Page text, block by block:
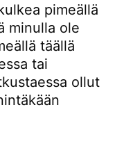
pimeällä
minulla ole
täällä
tai
ollut